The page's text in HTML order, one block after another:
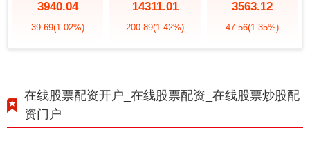
3940.04
39.69(1.02%)
14311.01
200.89(1.42%)
3563.12
47.56(1.35%)
在线股票配资开户_在线股票配资_在线股票炒股配
资门户